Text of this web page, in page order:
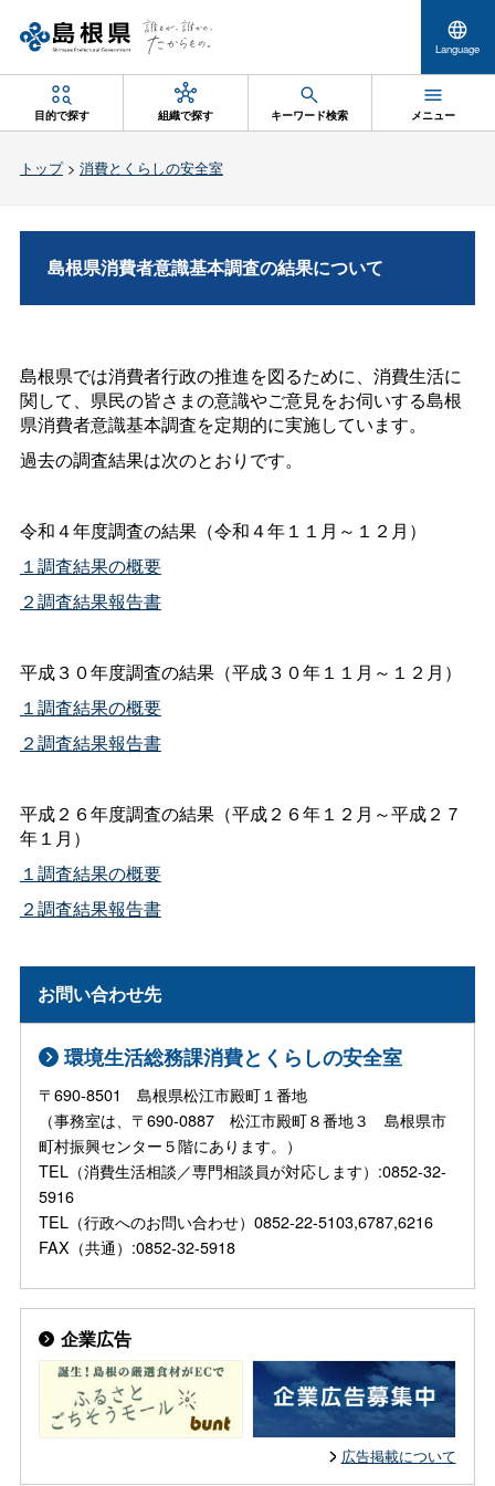
Language
目的で探す 組織で探す キーワード検索 メニュー
トップ> 消費とくらしの安全室
島根県消費者意識基本調査の結果について
島根県では消費者行政の推進を図るために、消費生活に
関して、県民の皆さまの意識やご意見をお伺いする島根
県消費者意識基本調査を定期的に実施しています。
過去の調査結果は次のとおりです。
令和４年度調査の結果（令和４年１１月～１２月）
１調査結果の概要
２調査結果報告書
平成３０年度調査の結果（平成３０年１１月～１２月）
１調査結果の概要
２調査結果報告書
平成２６年度調査の結果（平成２６年１２月～平成２７
年１月）
１調査結果の概要
２調査結果報告書
お問い合わせ先
環境生活総務課消費とくらしの安全室
〒690-8501 島根県松江市殿町１番地
（事務室は、〒690-0887 松江市殿町８番地３ 島根県市
町村振興センター５階にあります。）
TEL（消費生活相談／専門相談員が対応します）:0852-32-
5916
TEL（行政へのお問い合わせ）0852-22-5103,6787,6216
FAX（共通）:0852-32-5918
企業広告
広告掲載について